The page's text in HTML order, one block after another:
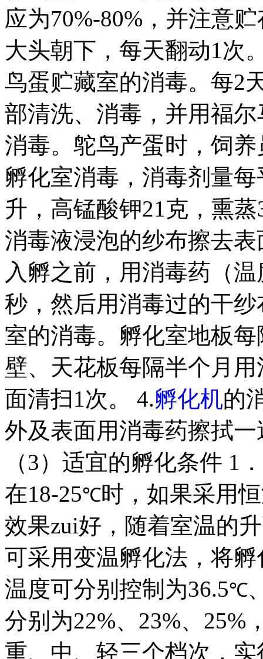
应为70%-80%，并注意
大头朝下，每天翻动1次
鸟蛋贮藏室的消毒。每2
部清洗、消毒，并用福
消毒。鸵鸟产蛋时，饲
孵化室消毒，消毒剂量
升，高锰酸钾21克，熏
消毒液浸泡的纱布擦去
入孵之前，用消毒药（
秒，然后用消毒过的干
室的消毒。孵化室地板
壁、天花板每隔半个月
面清扫1次。 4.孵化机的
外及表面用消毒药擦拭
（3）适宜的孵化条件 1
在18-25℃时，如果采用
效果zui好，随着室温的
可采用变温孵化法，将
温度可分别控制为36.5℃
分别为22%、23%、25%
重、中、轻三个档次，